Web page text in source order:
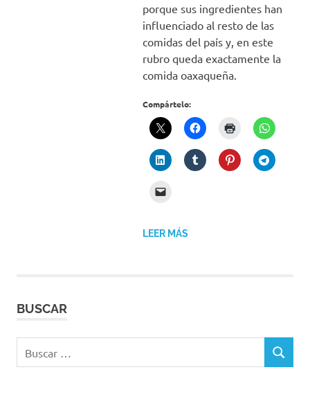
porque sus ingredientes han
influenciado al resto de las
comidas del país y, en este
rubro queda exactamente la
comida oaxaqueña.
Compártelo:
LEER MÁS
BUSCAR
BUSCAR